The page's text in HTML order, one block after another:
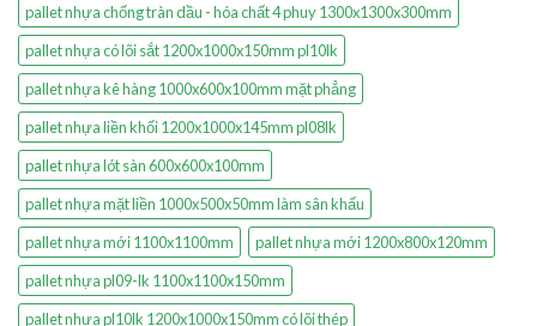
pallet nhựa chống tràn dầu - hóa chất 4 phuy 1300x1300x300mm
pallet nhựa có lõi sắt 1200x1000x150mm pl10lk
pallet nhựa kê hàng 1000x600x100mm mặt phẳng
pallet nhựa liền khối 1200x1000x145mm pl08lk
pallet nhựa lót sàn 600x600x100mm
pallet nhựa mặt liền 1000x500x50mm làm sân khấu
pallet nhựa mới 1100x1100mm
pallet nhựa mới 1200x800x120mm
pallet nhựa pl09-lk 1100x1100x150mm
pallet nhựa pl10lk 1200x1000x150mm có lõi thép